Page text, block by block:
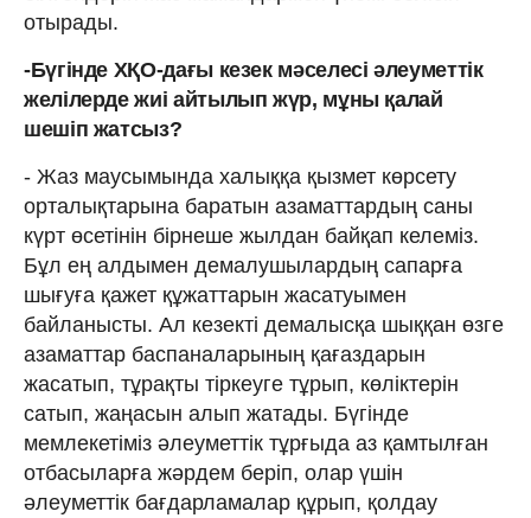
отырады.
-Бүгінде ХҚО-дағы кезек мәселесі әлеуметтік
желілерде жиі айтылып жүр, мұны қалай
шешіп жатсыз?
- Жаз маусымында халыққа қызмет көрсету
орталықтарына баратын азаматтардың саны
күрт өсетінін бірнеше жылдан байқап келеміз.
Бұл ең алдымен демалушылардың сапарға
шығуға қажет құжаттарын жасатуымен
байланысты. Ал кезекті демалысқа шыққан өзге
азаматтар баспаналарының қағаздарын
жасатып, тұрақты тіркеуге тұрып, көліктерін
сатып, жаңасын алып жатады. Бүгінде
мемлекетіміз әлеуметтік тұрғыда аз қамтылған
отбасыларға жәрдем беріп, олар үшін
әлеуметтік бағдарламалар құрып, қолдау